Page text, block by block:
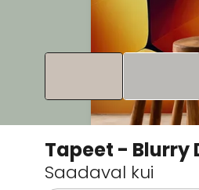
Tapeet - Blurry
Saadaval kui